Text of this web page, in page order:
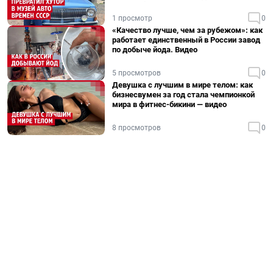
1 просмотр 0
«Качество лучше, чем за рубежом»: как
работает единственный в России завод
по добыче йода. Видео
5 просмотров 0
Девушка с лучшим в мире телом: как
бизнесвумен за год стала чемпионкой
мира в фитнес-бикини — видео
8 просмотров 0